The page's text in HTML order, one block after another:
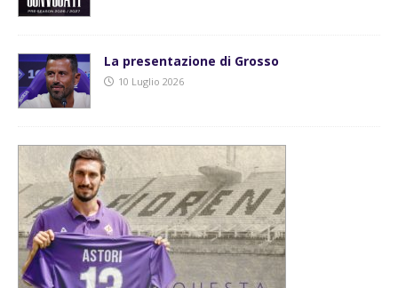
La presentazione di Grosso
10 Luglio 2026